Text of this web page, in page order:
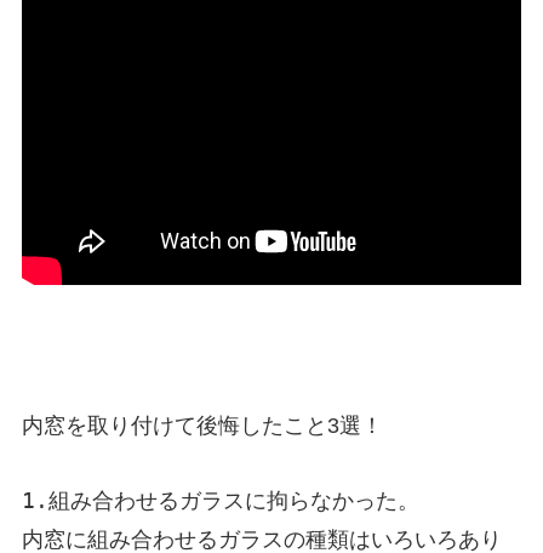
内窓を取り付けて後悔したこと3選！
1.組み合わせるガラスに拘らなかった。
内窓に組み合わせるガラスの種類はいろいろあり